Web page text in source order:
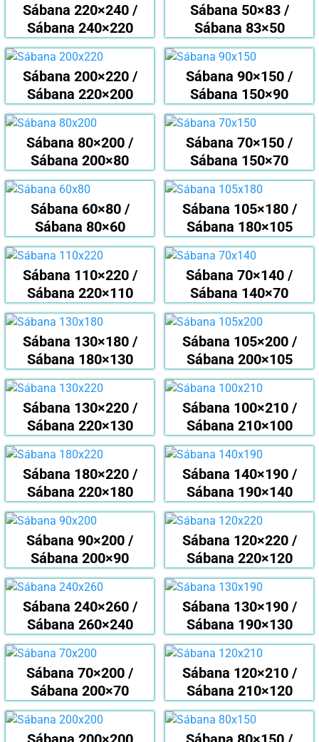
Sábana 220×240 /
Sábana 240×220
Sábana 50×83 /
Sábana 83×50
Sábana 200×220 /
Sábana 220×200
Sábana 90×150 /
Sábana 150×90
Sábana 80×200 /
Sábana 200×80
Sábana 70×150 /
Sábana 150×70
Sábana 60×80 /
Sábana 80×60
Sábana 105×180 /
Sábana 180×105
Sábana 110×220 /
Sábana 220×110
Sábana 70×140 /
Sábana 140×70
Sábana 130×180 /
Sábana 180×130
Sábana 105×200 /
Sábana 200×105
Sábana 130×220 /
Sábana 220×130
Sábana 100×210 /
Sábana 210×100
Sábana 180×220 /
Sábana 220×180
Sábana 140×190 /
Sábana 190×140
Sábana 90×200 /
Sábana 200×90
Sábana 120×220 /
Sábana 220×120
Sábana 240×260 /
Sábana 260×240
Sábana 130×190 /
Sábana 190×130
Sábana 70×200 /
Sábana 200×70
Sábana 120×210 /
Sábana 210×120